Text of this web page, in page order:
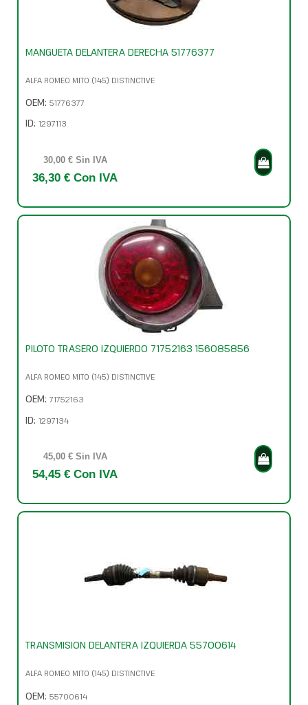
MANGUETA DELANTERA DERECHA 51776377
ALFA ROMEO MITO (145) DISTINCTIVE
OEM: 51776377
ID: 1297113
30,00 € Sin IVA
36,30 € Con IVA
PILOTO TRASERO IZQUIERDO 71752163 156085856
ALFA ROMEO MITO (145) DISTINCTIVE
OEM: 71752163
ID: 1297134
45,00 € Sin IVA
54,45 € Con IVA
TRANSMISION DELANTERA IZQUIERDA 55700614
ALFA ROMEO MITO (145) DISTINCTIVE
OEM: 55700614